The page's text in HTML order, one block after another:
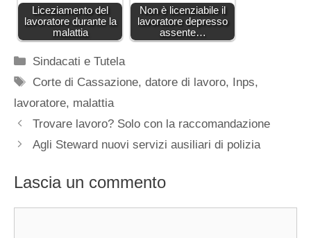
Liceziamento del
lavoratore durante la
malattia
Non è licenziabile il
lavoratore depresso
assente…
Categorie
Sindacati e Tutela
Tag
Corte di Cassazione,datore di lavoro, Inps,
lavoratore, malattia
Trovare lavoro? Solo con la raccomandazione
Agli Steward nuovi servizi ausiliari di polizia
Lascia un commento